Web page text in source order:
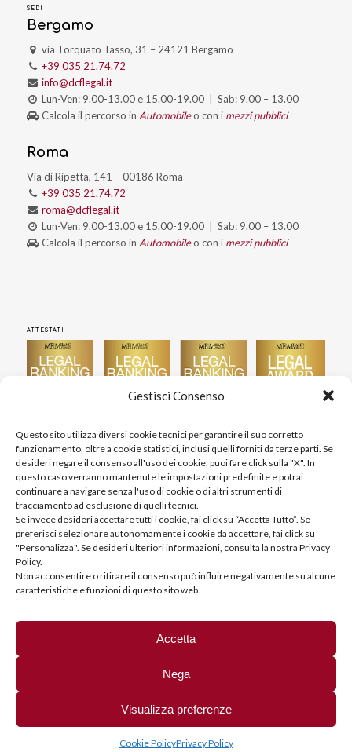
Gestisci Consenso
Questo sito utilizza diversi cookie tecnici per garantire il suo corretto
funzionamento, oltre a cookie statistici, inclusi quelli forniti da terze parti. Se
desideri negare il consenso all'uso dei cookie, puoi fare click sulla "X". In
questo caso verranno mantenute le impostazioni predefinite e potrai
continuare a navigare senza l'uso di cookie o di altri strumenti di
tracciamento ad esclusione di quelli tecnici.
Se invece desideri accettare tutti i cookie, fai click su “Accetta Tutto”. Se
preferisci selezionare autonomamente i cookie da accettare, fai click su
"Personalizza". Se desideri ulteriori informazioni, consulta la nostra Privacy
Policy.
Non acconsentire o ritirare il consenso può influire negativamente su alcune
caratteristiche e funzioni di questo sito web.
Accetta
Nega
Visualizza preferenze
Cookie PolicyPrivacy Policy
SEDI
Bergamo
via Torquato Tasso, 31 – 24121 Bergamo
+39 035 21.74.72
info@dcflegal.it
Lun-Ven: 9.00-13.00 e 15.00-19.00 | Sab: 9.00 – 13.00
Calcola il percorso in Automobileo con i mezzi pubblici
Roma
Via di Ripetta, 141 – 00186 Roma
+39 035 21.74.72
roma@dcflegal.it
Lun-Ven: 9.00-13.00 e 15.00-19.00 | Sab: 9.00 – 13.00
Calcola il percorso in Automobileo con i mezzi pubblici
ATTESTATI
Fai clic per accettare i cookie marketing e
Copyright © 2025 | DCF Sport Legal. P.iva: 04121610168
Tasso, 31 - 24121 Bergamo
035 21.74.72 info@dcflegal.it|Privacy
Cookie Policy (UE)